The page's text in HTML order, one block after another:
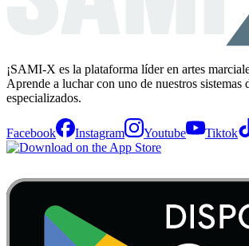
¡SAMI-X es la plataforma líder en artes
Aprende a luchar con uno de nuestros sistemas
especializados.
Facebook Instagram Youtube Tiktok